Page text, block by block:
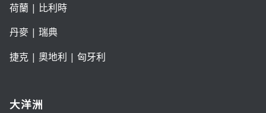
荷蘭| 比利時
丹麥| 瑞典
捷克| 奧地利 | 匈牙利
大洋洲